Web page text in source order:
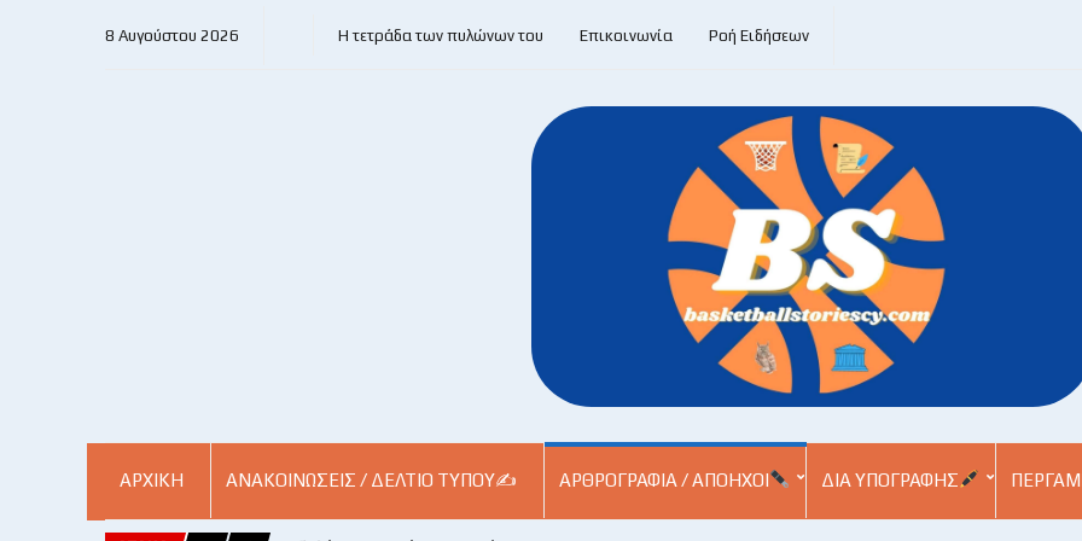
8 Αυγούστου 2026 Η τετράδα των πυλώνων του Επικοινωνία Ροή Ειδήσεων
ΑΡΧΙΚΗ ΑΝΑΚΟΙΝΏΣΕΙΣ / ΔΕΛΤΊΟ ΤΎΠΟΥ✍ ΑΡΘΡΟΓΡΑΦΊΑ / ΑΠΌΗΧΟΙ ΔΙΑ ΥΠΟΓΡΑΦΉΣ